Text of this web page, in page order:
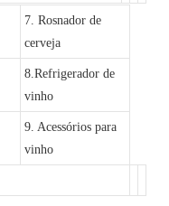
7. Rosnador de
cerveja
8.Refrigerador de
vinho
9. Acessórios para
vinho